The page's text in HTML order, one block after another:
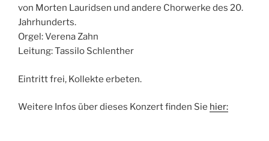
von Morten Lauridsen und andere Chorwerke des 20.
Jahrhunderts.
Orgel: Verena Zahn
Leitung: Tassilo Schlenther
Eintritt frei, Kollekte erbeten.
Weitere Infos über dieses Konzert finden Sie hier: